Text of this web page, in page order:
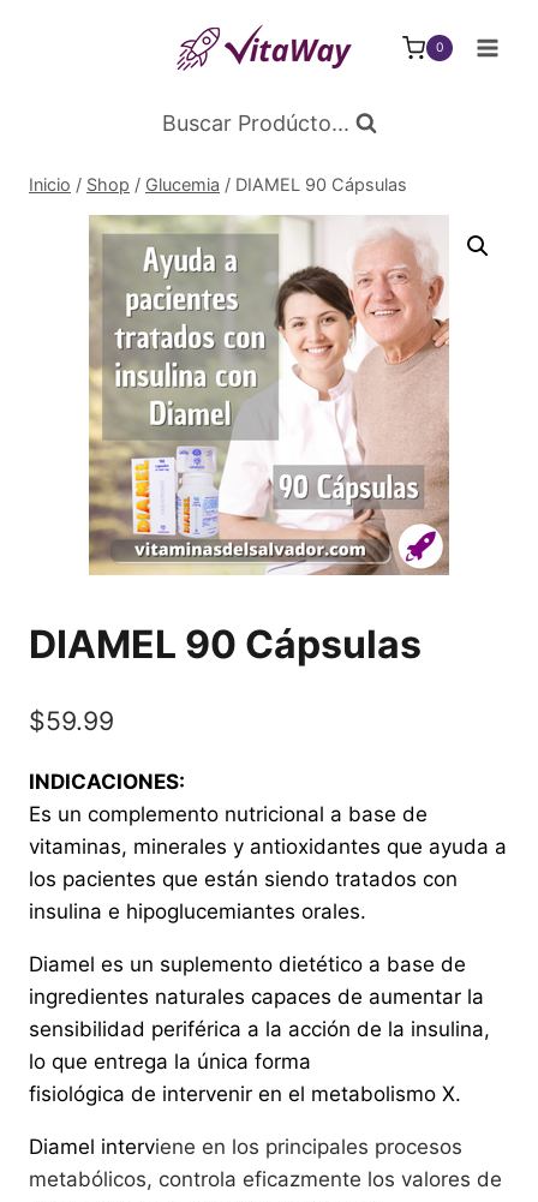
0
Buscar Prodúcto...
Inicio / Shop / Glucemia / DIAMEL 90 Cápsulas
DIAMEL 90 Cápsulas
$59.99
INDICACIONES:
Es un complemento nutricional a base de
vitaminas, minerales y antioxidantes que ayuda a
los pacientes que están siendo tratados con
insulina e hipoglucemiantes orales.
Diamel es un suplemento dietético a base de
ingredientes naturales capaces de aumentar la
sensibilidad periférica a la acción de la insulina,
lo que entrega la única forma
fisiológica de intervenir en el metabolismo X.
Diamel interviene en los principales procesos
metabólicos, controla eficazmente los valores de